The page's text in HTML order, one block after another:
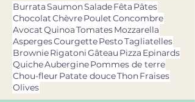
BurrataSaumonSaladeFêta Pâtes
ChocolatChèvrePouletConcombre
AvocatQuinoaTomatesMozzarella
AspergesCourgettePestoTagliatelles
BrownieRigatoniGâteau Pizza Epinards
QuicheAuberginePommes de terre
Chou-fleur Patate douceThonFraises
Olives